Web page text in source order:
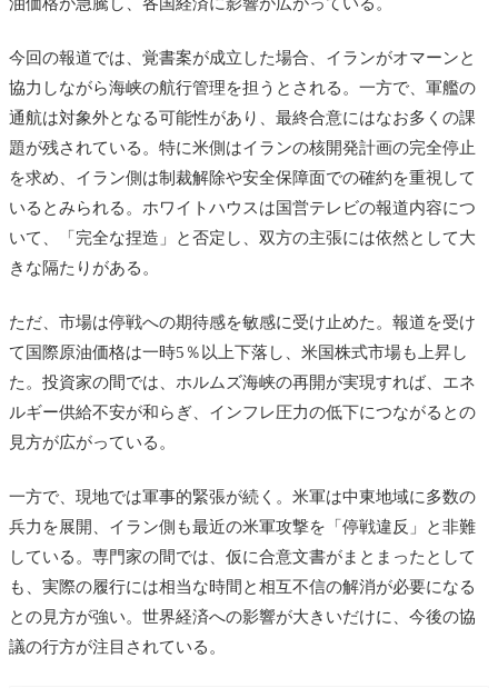
今回の報道では、覚書案が成立した場合、イランがオマーンと
協力しながら海峡の航行管理を担うとされる。一方で、軍艦の
通航は対象外となる可能性があり、最終合意にはなお多くの課
題が残されている。特に米側はイランの核開発計画の完全停止
を求め、イラン側は制裁解除や安全保障面での確約を重視して
いるとみられる。ホワイトハウスは国営テレビの報道内容につ
いて、「完全な捏造」と否定し、双方の主張には依然として大
きな隔たりがある。
ただ、市場は停戦への期待感を敏感に受け止めた。報道を受け
て国際原油価格は一時5％以上下落し、米国株式市場も上昇し
た。投資家の間では、ホルムズ海峡の再開が実現すれば、エネ
ルギー供給不安が和らぎ、インフレ圧力の低下につながるとの
見方が広がっている。
一方で、現地では軍事的緊張が続く。米軍は中東地域に多数の
兵力を展開、イラン側も最近の米軍攻撃を「停戦違反」と非難
している。専門家の間では、仮に合意文書がまとまったとして
も、実際の履行には相当な時間と相互不信の解消が必要になる
との見方が強い。世界経済への影響が大きいだけに、今後の協
議の行方が注目されている。